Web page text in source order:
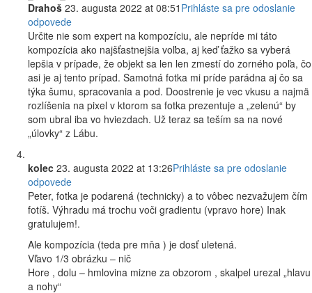
Drahoš 23. augusta 2022 at 08:51 Prihláste sa pre odoslanie
odpovede
Určite nie som expert na kompozíciu, ale nepríde mi táto
kompozícia ako najšťastnejšia voľba, aj keď ťažko sa vyberá
lepšia v prípade, že objekt sa len len zmestí do zorného poľa, čo
asi je aj tento prípad. Samotná fotka mi príde parádna aj čo sa
týka šumu, spracovania a pod. Doostrenie je vec vkusu a najmä
rozlíšenia na pixel v ktorom sa fotka prezentuje a „zelenú“ by
som ubral iba vo hviezdach. Už teraz sa teším sa na nové
„úlovky“ z Lábu.
kolec 23. augusta 2022 at 13:26Prihláste sa pre odoslanie
odpovede
Peter, fotka je podarená (technicky) a to vôbec nezvažujem čím
fotíš. Výhradu má trochu voči gradientu (vpravo hore) Inak
gratulujem!.
Ale kompozícia (teda pre mňa ) je dosť uletená.
Vľavo 1/3 obrázku – nič
Hore , dolu – hmlovina mizne za obzorom , skalpel urezal „hlavu
a nohy“